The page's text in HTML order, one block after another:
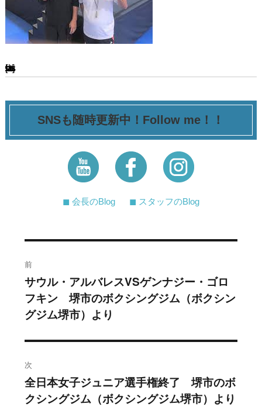
[ssba-buttons]
SNSも随時更新中！Follow me！！
◼︎ 会長のBlog ◼︎ スタッフのBlog
稿
ナ
ビ
ー
シ
前
過
去
の
サウル・アルバレスVSゲンナジー・ゴロ
フキン 堺市のボクシングジム（ボクシン
グジム堺市）より
次
次
の
全日本女子ジュニア選手権終了 堺市のボ
クシングジム（ボクシングジム堺市）より